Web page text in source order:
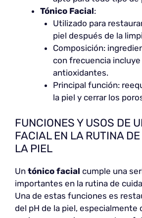
Tónico Facial:
Utilizado para
piel después de la
Composición:
con frecuencia
antioxidantes.
Principal función:
la piel y cerrar los
FUNCIONES Y USOS DE
FACIAL EN LA RUTINA
LA PIEL
Un tónico facial cumple una
importantes en la rutina de
Una de estas funciones es
del pH de la piel, especialmente